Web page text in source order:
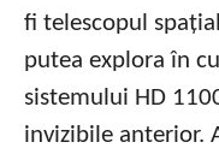
fi telescopul
putea explora în
sistemului HD
invizibile anterior.